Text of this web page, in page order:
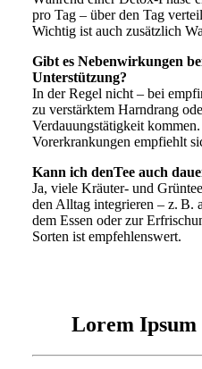
pro Tag – über den Tag
Wichtig ist auch zusätzlich
Gibt es Nebenwirkungen
Unterstützung?
In der Regel nicht – bei
zu verstärktem Harndrang
Verdauungstätigkeit
Vorerkrankungen empfiehlt
Kann ich denTee auch
Ja, viele Kräuter- und
den Alltag integrieren – z. B.
dem Essen oder zur
Sorten ist empfehlenswert.
Lorem